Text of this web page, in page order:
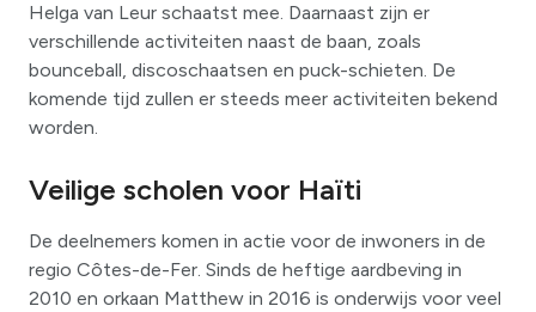
Helga van Leur schaatst mee. Daarnaast zijn er
verschillende activiteiten naast de baan, zoals
bounceball, discoschaatsen en puck-schieten. De
komende tijd zullen er steeds meer activiteiten bekend
worden.
Veilige scholen voor Haïti
De deelnemers komen in actie voor de inwoners in de
regio Côtes-de-Fer. Sinds de heftige aardbeving in
2010 en orkaan Matthew in 2016 is onderwijs voor veel